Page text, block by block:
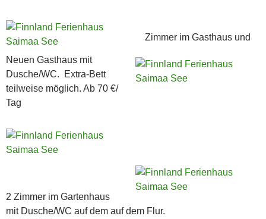
Zimmer im Gasthaus und
Neuen Gasthaus mit
Dusche/WC. Extra-Bett
teilweise möglich. Ab 70 €/
Tag
2 Zimmer im Gartenhaus
mit Dusche/WC auf dem auf dem Flur.